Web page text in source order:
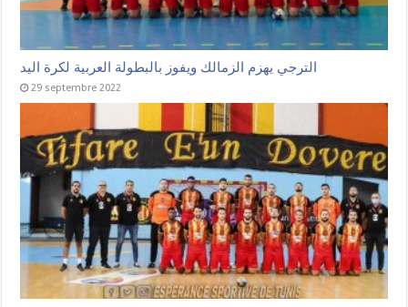
الترجي يهزم الزمالك ويفوز بالبطولة العربية لكرة اليد
29 septembre 2022